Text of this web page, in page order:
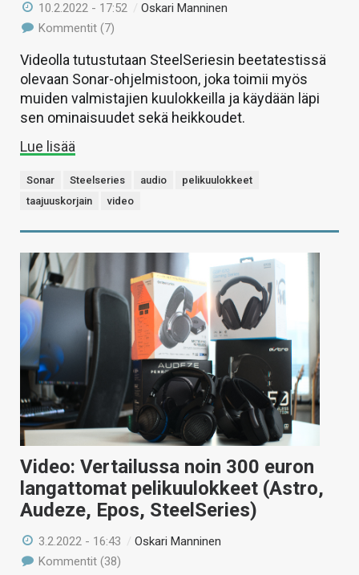
10.2.2022 - 17:52 /Oskari Manninen
Kommentit (7)
Videolla tutustutaan SteelSeriesin beetatestissä
olevaan Sonar-ohjelmistoon, joka toimii myös
muiden valmistajien kuulokkeilla ja käydään läpi
sen ominaisuudet sekä heikkoudet.
Lue lisää
Sonar Steelseries audio
pelikuulokkeet
taajuuskorjain
video
Video: Vertailussa noin 300 euron
langattomat pelikuulokkeet (Astro,
Audeze, Epos, SteelSeries)
3.2.2022 - 16:43 /Oskari Manninen
Kommentit (38)